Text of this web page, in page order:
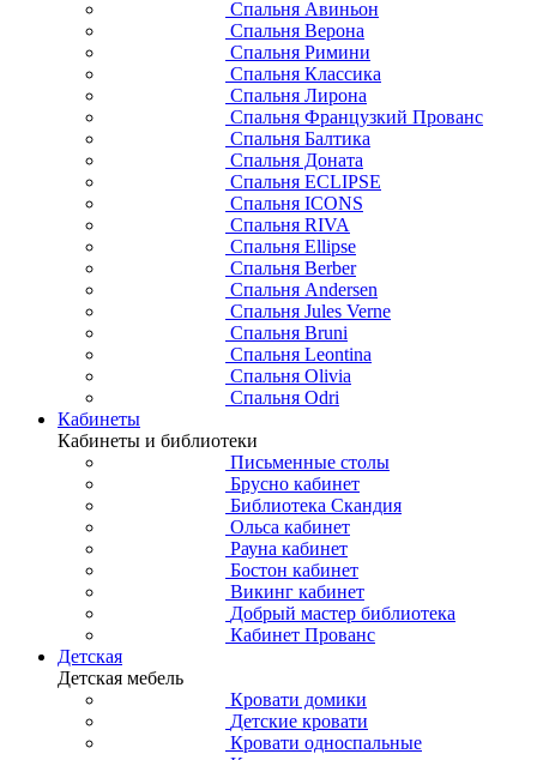
Спальня Авиньон
Спальня Верона
Спальня Римини
Спальня Классика
Спальня Лирона
Спальня Французкий Прованс
Спальня Балтика
Спальня Доната
Спальня ECLIPSE
Спальня ICONS
Спальня RIVA
Спальня Ellipse
Спальня Berber
Спальня Andersen
Спальня Jules Verne
Спальня Bruni
Спальня Leontina
Спальня Olivia
Спальня Odri
Кабинеты
Кабинеты и библиотеки
Письменные столы
Брусно кабинет
Библиотека Скандия
Ольса кабинет
Рауна кабинет
Бостон кабинет
Викинг кабинет
Добрый мастер библиотека
Кабинет Прованс
Детская
Детская мебель
Кровати домики
Детские кровати
Кровати односпальные